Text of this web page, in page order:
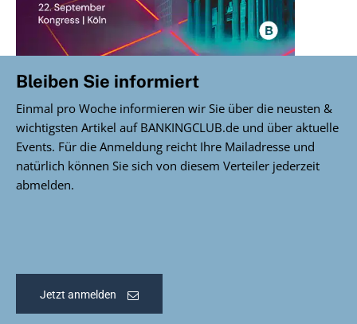
Bleiben Sie informiert
Einmal pro Woche informieren wir Sie über die neusten &
wichtigsten Artikel auf BANKINGCLUB.de und über aktuelle
Events. Für die Anmeldung reicht Ihre Mailadresse und
natürlich können Sie sich von diesem Verteiler jederzeit
abmelden.
Jetzt anmelden